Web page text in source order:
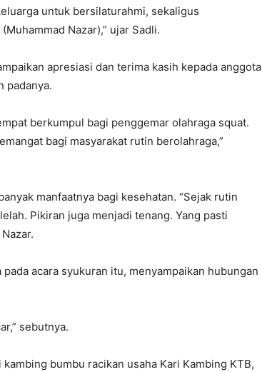
untuk bersilaturahmi, sekaligus
Nazar),” ujar Sadli.
apresiasi dan terima kasih kepada anggota
padanya.
berkumpul bagi penggemar olahraga squat.
bagi masyarakat rutin berolahraga,”
manfaatnya bagi kesehatan. “Sejak rutin
Pikiran juga menjadi tenang. Yang pasti
acara syukuran itu, menyampaikan hubungan
sebutnya.
bumbu racikan usaha Kari Kambing KTB,